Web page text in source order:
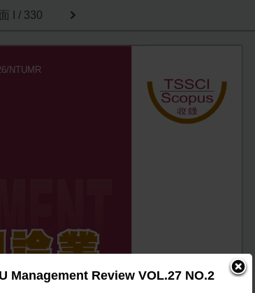
Management Review VOL.27 NO.2
I / 330
NTUMR